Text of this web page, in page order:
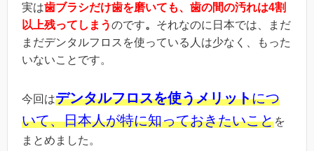
実は歯ブラシだけ歯を磨いても、歯の間の汚れは4割
以上残ってしまうのです。 それなのに日本では、まだ
まだデンタルフロスを使っている人は少なく、もった
いないことです。
今回はデンタルフロスを使うメリットにつ
いて、日本人が特に知っておきたいことを
まとめました。